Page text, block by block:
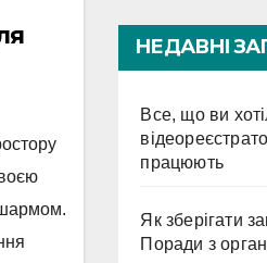
НЕДАВНІ
Все, що ви
працюють
Як зберігати
Поради з